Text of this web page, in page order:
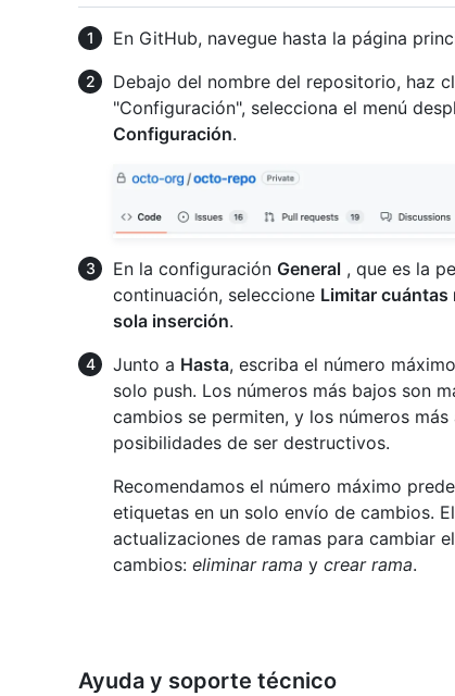
En GitHub, navegue hasta la página
Debajo del nombre del repositorio, haz
"Configuración", selecciona el menú
Configuración.
En la configuración General , que es la
continuación, seleccione Limitar cuántas
sola inserción.
Junto a Hasta, escriba el número
solo push. Los números más bajos son
cambios se permiten, y los números
posibilidades de ser destructivos.
Recomendamos el número máximo
etiquetas en un solo envío de cambios.
actualizaciones de ramas para cambiar
cambios: eliminar rama y crear rama.
Ayuda y soporte técnico